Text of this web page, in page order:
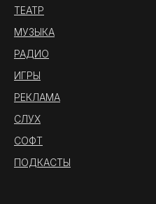
ТЕАТР
МУЗЫКА
РАДИО
ИГРЫ
РЕКЛАМА
СЛУХ
СОФТ
ПОДКАСТЫ